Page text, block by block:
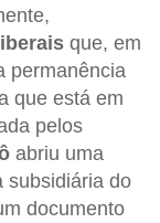
que, em
permanência
que está em
pelos
abriu uma
subsidiária do
documento